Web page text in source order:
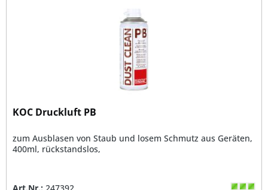
KOC Druckluft PB
zum Ausblasen von Staub und losem Schmutz aus Geräten,
400ml, rückstandslos,
Art.Nr.: 247392